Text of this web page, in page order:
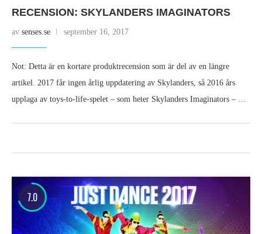
RECENSION: SKYLANDERS IMAGINATORS
av senses.se september 16, 2017
Not: Detta är en kortare produktrecension som är del av en längre
artikel. 2017 får ingen årlig uppdatering av Skylanders, så 2016 års
upplaga av toys-to-life-spelet – som heter Skylanders Imaginators – …
7.0